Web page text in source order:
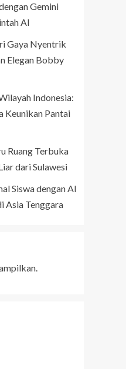
Gemini
AI
Gaya Nyentrik
Elegan Bobby
Indonesia:
Keunikan Pantai
Ruang Terbuka
dari Sulawesi
Siswa dengan AI
Asia Tenggara